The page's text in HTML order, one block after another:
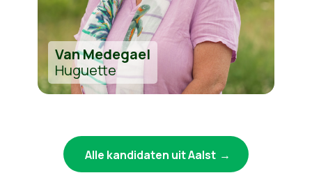
Van Medegael
Huguette
Alle kandidaten uit Aalst